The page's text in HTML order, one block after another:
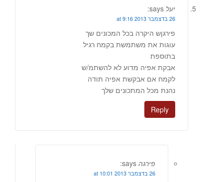
יעל says:
26 בדצמבר 2013 at 9:16
פירגןש היקרה בכל המכונים שך
עוגות את משתמשת בקמח רגיל
בתוספת
אבקת אפיה מדוע לא להשתמ/ש
לקמח אם אבקשת אפיה תודה
נהנת מכל המתכונים שלך
Reply
פירגה says:
26 בדצמבר 2013 at 10:01